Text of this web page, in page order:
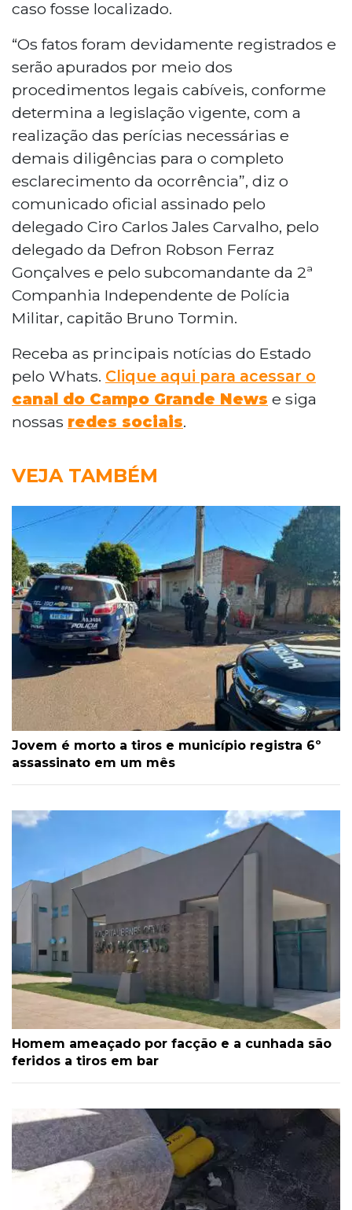
caso fosse localizado.
“Os fatos foram devidamente registrados e
serão apurados por meio dos
procedimentos legais cabíveis, conforme
determina a legislação vigente, com a
realização das perícias necessárias e
demais diligências para o completo
esclarecimento da ocorrência”, diz o
comunicado oficial assinado pelo
delegado Ciro Carlos Jales Carvalho, pelo
delegado da Defron Robson Ferraz
Gonçalves e pelo subcomandante da 2ª
Companhia Independente de Polícia
Militar, capitão Bruno Tormin.
Receba as principais notícias do Estado
pelo Whats. Clique aqui para acessar o
canal do Campo Grande News e siga
nossas redes sociais.
VEJA TAMBÉM
Jovem é morto a tiros e município registra 6º
assassinato em um mês
Homem ameaçado por facção e a cunhada são
feridos a tiros em bar